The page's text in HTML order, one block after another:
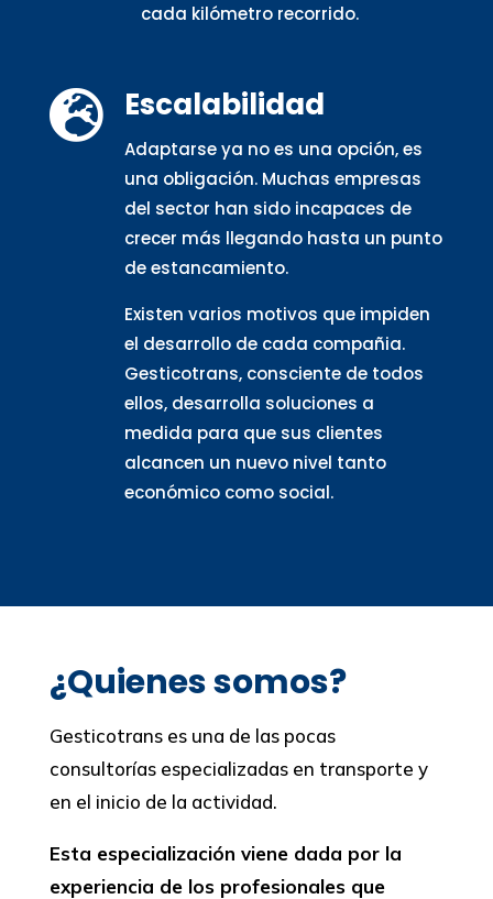
cada kilómetro recorrido.
 Escalabilidad
Adaptarse ya no es una opción, es
una obligación. Muchas empresas
del sector han sido incapaces de
crecer más llegando hasta un punto
de estancamiento.
Existen varios motivos que impiden
el desarrollo de cada compañia.
Gesticotrans, consciente de todos
ellos, desarrolla soluciones a
medida para que sus clientes
alcancen un nuevo nivel tanto
económico como social.
¿Quienes somos?
Gesticotrans es una de las pocas
consultorías especializadas en transporte y
en el inicio de la actividad.
Esta especialización viene dada por la
experiencia de los profesionales que